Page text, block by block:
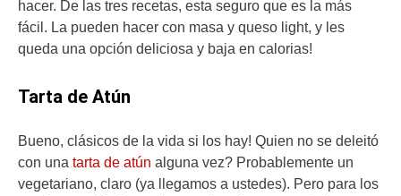
hacer. De las tres recetas, esta seguro que es la más
fácil. La pueden hacer con masa y queso light, y les
queda una opción deliciosa y baja en calorias!
Tarta de Atún
Bueno, clásicos de la vida si los hay! Quien no se deleitó
con una tarta de atún alguna vez? Probablemente un
vegetariano, claro (ya llegamos a ustedes). Pero para los